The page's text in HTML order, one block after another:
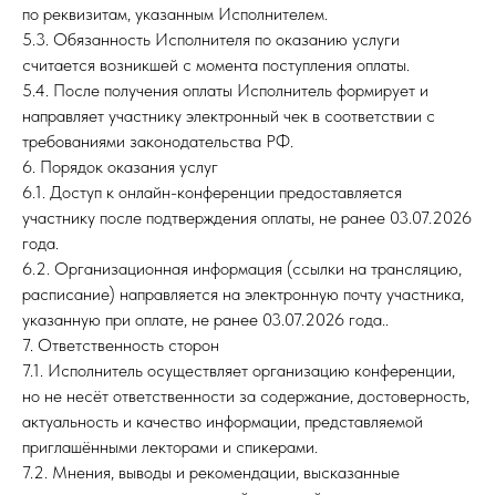
по реквизитам, указанным Исполнителем.
5.3. Обязанность Исполнителя по оказанию услуги
считается возникшей с момента поступления оплаты.
5.4. После получения оплаты Исполнитель формирует и
направляет участнику электронный чек в соответствии с
требованиями законодательства РФ.
6. Порядок оказания услуг
6.1. Доступ к онлайн-конференции предоставляется
участнику после подтверждения оплаты, не ранее 03.07.2026
года.
6.2. Организационная информация (ссылки на трансляцию,
расписание) направляется на электронную почту участника,
указанную при оплате, не ранее 03.07.2026 года..
7. Ответственность сторон
7.1. Исполнитель осуществляет организацию конференции,
но не несёт ответственности за содержание, достоверность,
актуальность и качество информации, представляемой
приглашёнными лекторами и спикерами.
7.2. Мнения, выводы и рекомендации, высказанные